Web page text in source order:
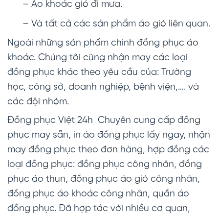
– Áo khoác gió đi mưa.
– Và tất cả các sản phẩm áo gió liên quan.
Ngoài những sản phẩm chính đồng phục áo
khoác. Chúng tôi cũng nhận may các loại
đồng phục khác theo yêu cầu của: Trường
học, công sở, doanh nghiệp, bệnh viện,…. và
các đội nhóm.
Đồng phục Việt 24h Chuyên cung cấp đồng
phục may sẵn, in áo đồng phục lấy ngay, nhận
may đồng phục theo đơn hàng, hợp đồng các
loại đồng phục: đồng phục công nhân, đồng
phục áo thun, đồng phục áo gió công nhân,
đồng phục áo khoác công nhân, quần áo
đồng phục. Đã hợp tác với nhiều cơ quan,